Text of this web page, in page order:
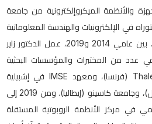
والأنظمة الميكروإلكترونية من جامعة
ثم نال الدكتوراه في الإلكترونيات والهندسة المعلوماتية
من الجامعة نفسها سنة 2021. بين عامي 2014 و2019، عمل الدكتور زاير
عدد من المختبرات والمؤسسات البحثية
الدولية، من بينها مجموعة Thales (فرنسا)، ومعهد IMSE في إشبيلية
(إسبانيا)، وجامعة أفييرو (البرتغال)، وجامعة كاسينو (إيطاليا). ومن 2019 إلى
في مركز الأنظمة الروبوتية المستقلة